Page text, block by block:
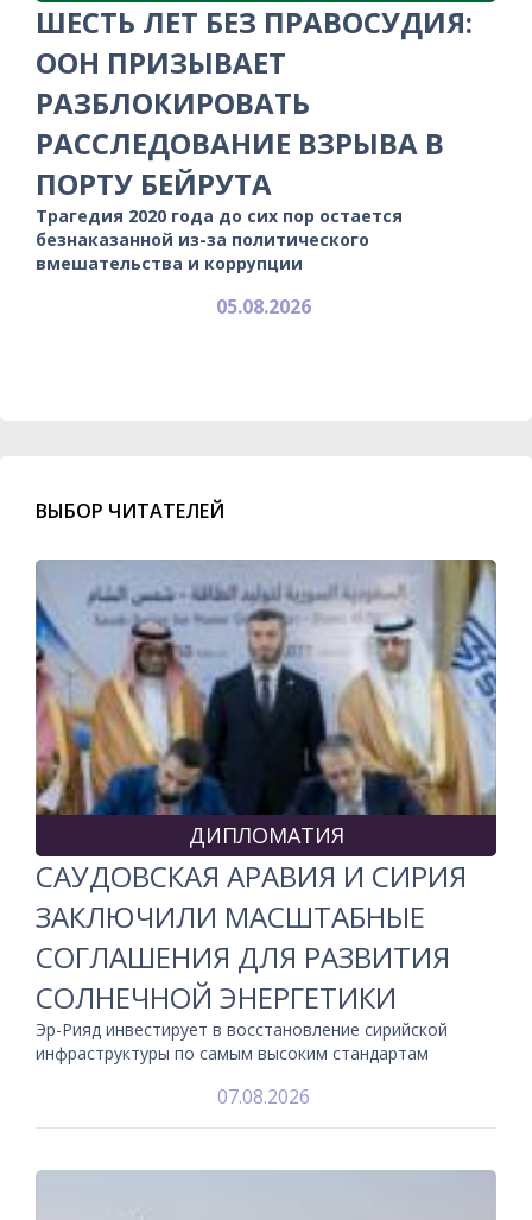
ШЕСТЬ ЛЕТ БЕЗ ПРАВОСУДИЯ:
ООН ПРИЗЫВАЕТ
РАЗБЛОКИРОВАТЬ
РАССЛЕДОВАНИЕ ВЗРЫВА В
ПОРТУ БЕЙРУТА
Трагедия 2020 года до сих пор остается
безнаказанной из-за политического
вмешательства и коррупции
05.08.2026
ВЫБОР ЧИТАТЕЛЕЙ
ДИПЛОМАТИЯ
САУДОВСКАЯ АРАВИЯ И СИРИЯ
ЗАКЛЮЧИЛИ МАСШТАБНЫЕ
СОГЛАШЕНИЯ ДЛЯ РАЗВИТИЯ
СОЛНЕЧНОЙ ЭНЕРГЕТИКИ
Эр-Рияд инвестирует в восстановление сирийской
инфраструктуры по самым высоким стандартам
07.08.2026